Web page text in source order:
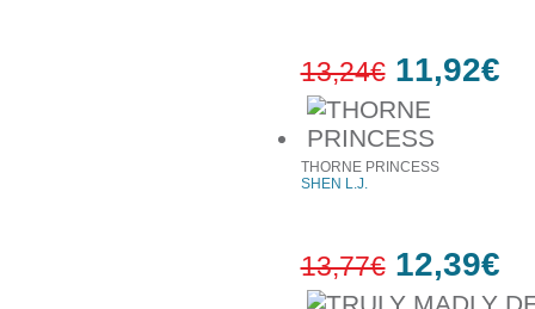
13,24€ 11,92€
THORNE PRINCESS
SHEN L.J.
13,77€ 12,39€